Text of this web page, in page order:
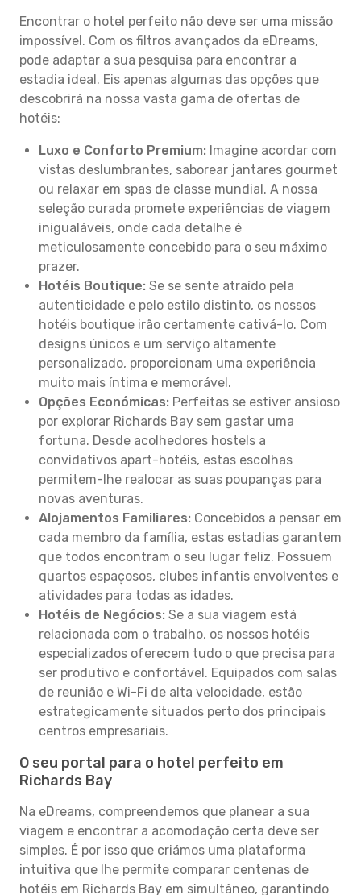
Encontrar o hotel perfeito não deve ser uma missão
impossível. Com os filtros avançados da eDreams,
pode adaptar a sua pesquisa para encontrar a
estadia ideal. Eis apenas algumas das opções que
descobrirá na nossa vasta gama de ofertas de
hotéis:
Luxo e Conforto Premium: Imagine acordar com
vistas deslumbrantes, saborear jantares gourmet
ou relaxar em spas de classe mundial. A nossa
seleção curada promete experiências de viagem
inigualáveis, onde cada detalhe é
meticulosamente concebido para o seu máximo
prazer.
Hotéis Boutique: Se se sente atraído pela
autenticidade e pelo estilo distinto, os nossos
hotéis boutique irão certamente cativá-lo. Com
designs únicos e um serviço altamente
personalizado, proporcionam uma experiência
muito mais íntima e memorável.
Opções Económicas: Perfeitas se estiver ansioso
por explorar Richards Bay sem gastar uma
fortuna. Desde acolhedores hostels a
convidativos apart-hotéis, estas escolhas
permitem-lhe realocar as suas poupanças para
novas aventuras.
Alojamentos Familiares: Concebidos a pensar em
cada membro da família, estas estadias garantem
que todos encontram o seu lugar feliz. Possuem
quartos espaçosos, clubes infantis envolventes e
atividades para todas as idades.
Hotéis de Negócios: Se a sua viagem está
relacionada com o trabalho, os nossos hotéis
especializados oferecem tudo o que precisa para
ser produtivo e confortável. Equipados com salas
de reunião e Wi-Fi de alta velocidade, estão
estrategicamente situados perto dos principais
centros empresariais.
O seu portal para o hotel perfeito em
Richards Bay
Na eDreams, compreendemos que planear a sua
viagem e encontrar a acomodação certa deve ser
simples. É por isso que criámos uma plataforma
intuitiva que lhe permite comparar centenas de
hotéis em Richards Bay em simultâneo, garantindo